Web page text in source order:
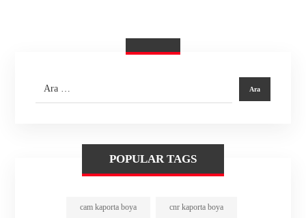
POPULAR TAGS
cam kaporta boya cnr kaporta boya